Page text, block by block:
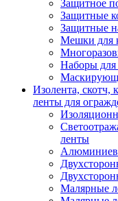
Защитное
Защитные
Защитные
Мешки для
Наборы для
Изолента, скотч,
ленты для
ленты
Малярные